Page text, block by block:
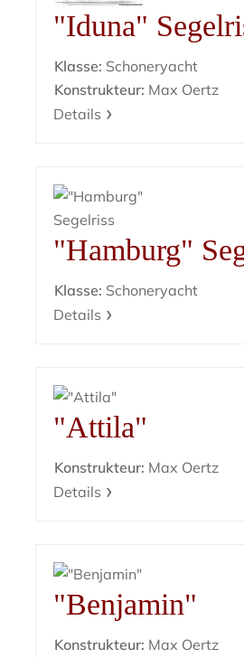
"Iduna"
Klasse: Schoneryacht
Konstrukteur: Max Oertz
Details
"Hamburg"
Klasse: Schoneryacht
Details
"Attila"
Konstrukteur: Max Oertz
Details
"Benjamin"
Konstrukteur: Max Oertz